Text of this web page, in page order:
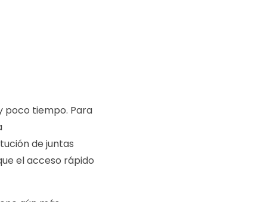
poco tiempo. Para
de juntas
el acceso rápido